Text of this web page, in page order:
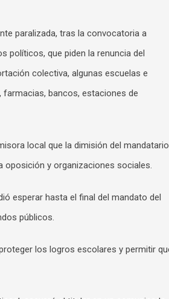
paralizada, tras la convocatoria a
políticos, que piden la renuncia del
colectiva, algunas escuelas e
bancos, estaciones de
local que la dimisión del mandatario
oposición y organizaciones sociales.
esperar hasta el final del mandato del
públicos.
los logros escolares y permitir